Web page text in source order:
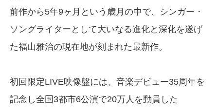
前作から5年9ヶ月という歳月の中で、シンガー・
ソングライターとして大いなる進化と深化を遂げ
た福山雅治の現在地が刻まれた最新作。
初回限定LIVE映像盤には、音楽デビュー35周年を
記念し全国3都市6公演で20万人を動員した